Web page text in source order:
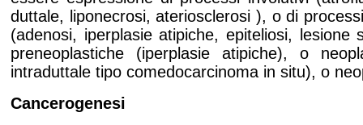
duttale, liponecrosi, ateriosclerosi ), o di
(adenosi, iperplasie atipiche, epiteliosi, lesione
preneoplastiche (iperplasie atipiche), o
intraduttale tipo comedocarcinoma in situ), o
Cancerogenesi